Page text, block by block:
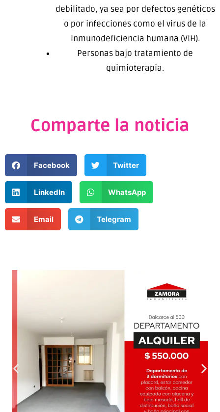
debilitado, ya sea por defectos genéticos
o por infecciones como el virus de la
inmunodeficiencia humana (VIH).
Personas bajo tratamiento de
quimioterapia.
Comparte la noticia
Facebook Twitter
LinkedIn WhatsApp
Email Telegram